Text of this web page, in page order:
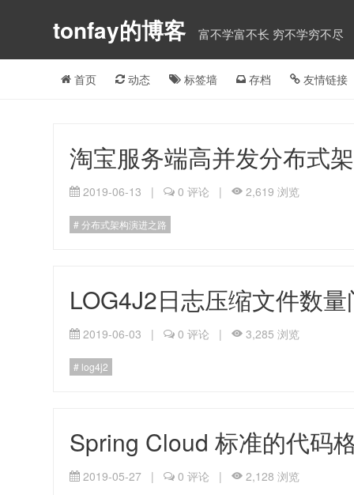
tonfay的博客 富不学富不长 穷不学穷不尽
首页 动态 标签墙 存档 友情链接
淘宝服务端高并发分布式
2019-06-13 | 0 评论 | 2,619 浏览
分布式架构演进之路
LOG4J2日志压缩文件数
2019-06-03 | 0 评论 | 3,285 浏览
log4j2
Spring Cloud 标准的代码
2019-05-27 | 0 评论 | 2,128 浏览